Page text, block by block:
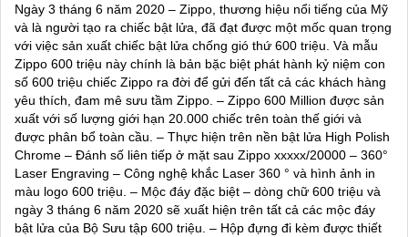
Ngày 3 tháng 6 năm 2020 – Zippo, thương hiệu nổi tiếng của Mỹ
và là người tạo ra chiếc bật lửa, đã đạt được một mốc quan trọng
với việc sản xuất chiếc bật lửa chống gió thứ 600 triệu. Và mẫu
Zippo 600 triệu này chính là bản bặc biệt phát hành kỷ niệm con
số 600 triệu chiếc Zippo ra đời để gửi đến tất cả các khách hàng
yêu thích, đam mê sưu tầm Zippo. – Zippo 600 Million được sản
xuất với số lượng giới hạn 20.000 chiếc trên toàn thế giới và
được phân bổ toàn cầu. – Thực hiện trên nền bật lửa High Polish
Chrome – Đánh số liên tiếp ở mặt sau Zippo xxxxx/20000 – 360°
Laser Engraving – Công nghệ khắc Laser 360 ° và hình ảnh in
màu logo 600 triệu. – Mộc đáy đặc biệt – dòng chữ 600 triệu và
ngày 3 tháng 6 năm 2020 sẽ xuất hiện trên tất cả các mộc đáy
bật lửa của Bộ Sưu tập 600 triệu. – Hộp đựng đi kèm được thiết